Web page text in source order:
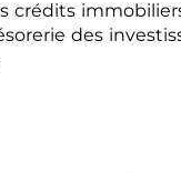
crédits
des